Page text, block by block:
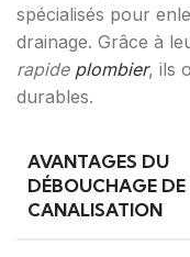
spécialisés pour
drainage. Grâce à
rapide plombier, ils
durables.
AVANTAGES DU
DÉBOUCHAGE DE
CANALISATION